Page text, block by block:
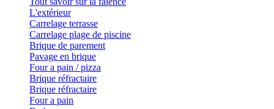
L'extérieur
Carrelage terrasse
Carrelage plage de piscine
Brique de parement
Pavage en brique
Four a pain / pizza
Brique réfractaire
Brique réfractaire
Four a pain